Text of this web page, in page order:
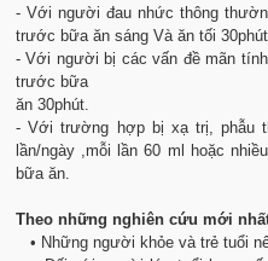
- Với người đau nhức thông
trước bữa ăn sáng Và ăn tối 30phút.
- Với người bị các vấn đề mãn
trước bữa
ăn 30phút.
- Với trường hợp bị xạ trị, phẫu
lần/ngày ,mỗi lần 60 ml hoặc
bữa ăn.
Theo những nghiên cứu mới
• Những người khỏe và trẻ tuổi